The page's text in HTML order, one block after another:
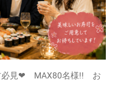
必見❤ MAX80名様!! お